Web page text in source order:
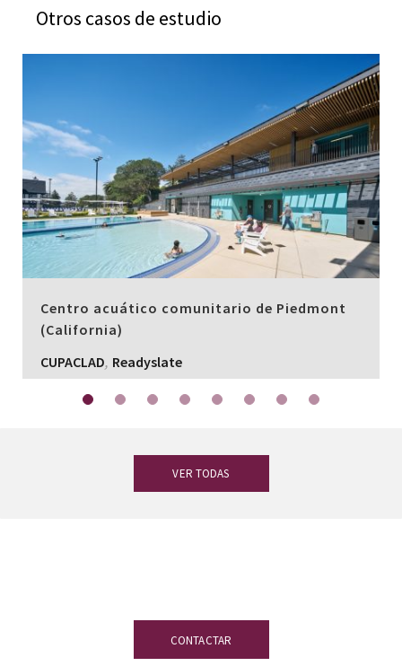
Otros casos de estudio
Centro acuático comunitario de Piedmont
(California)
CUPACLAD, Readyslate
VER TODAS
CONTACTAR